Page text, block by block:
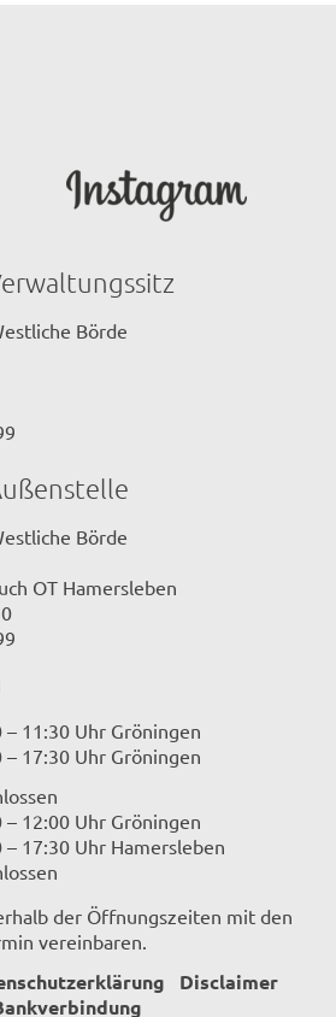
Börde
Börde
OT Hamersleben
– 11:30 Uhr Gröningen
– 17:30 Uhr Gröningen
– 12:00 Uhr Gröningen
– 17:30 Uhr Hamersleben
der Öffnungszeiten mit den
vereinbaren.
Disclaimer